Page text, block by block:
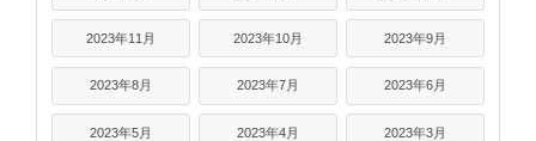
2023年11月 2023年10月 2023年9月
2023年8月 2023年7月 2023年6月
2023年5月 2023年4月 2023年3月